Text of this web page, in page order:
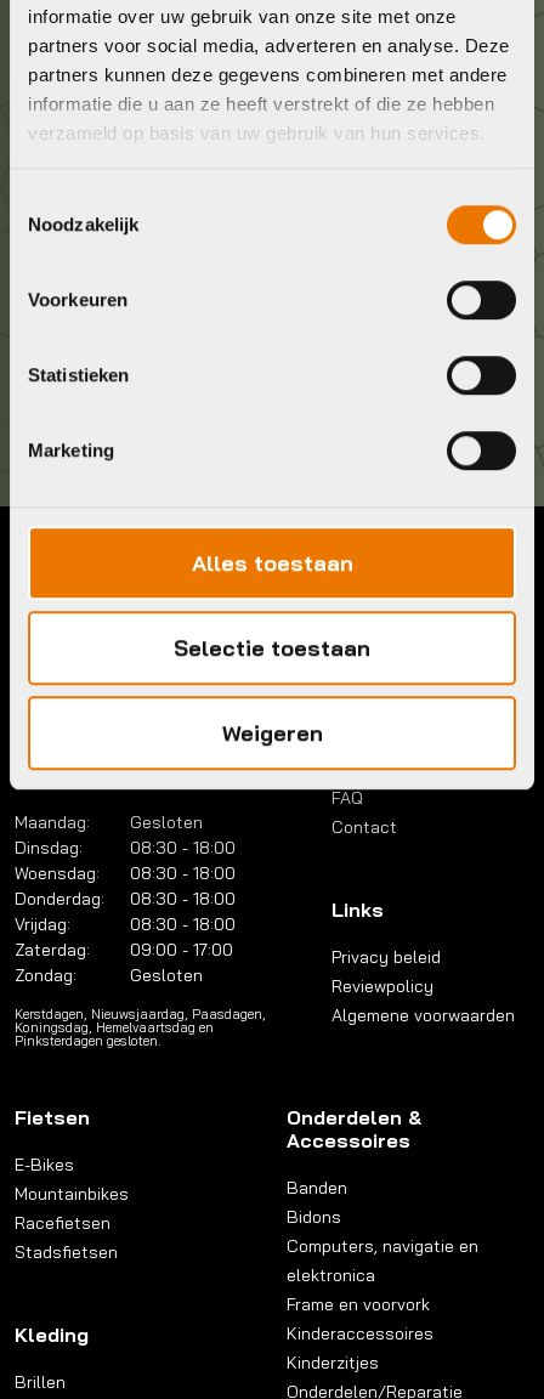
informatie over uw gebruik van onze site met onze
partners voor social media, adverteren en analyse. Deze
partners kunnen deze gegevens combineren met andere
informatie die u aan ze heeft verstrekt of die ze hebben
verzameld op basis van uw gebruik van hun services.
Noodzakelijk
Voorkeuren
Statistieken
Marketing
Alles toestaan
Selectie toestaan
Weigeren
Wij staan voor je klaar! Neem contact op via de
onderstaande gegevens.
Stuur ons een e-mail
Geef ons een belletje
Brouwerstraat 8B
Telefoon:
036 5304422
info@bykestore.nl
1315 BP Almere
Openingstijden
Maandag:
Gesloten
Dinsdag:
08:30 - 18:00
Woensdag:
08:30 - 18:00
Donderdag:
08:30 - 18:00
Vrijdag:
08:30 - 18:00
Zaterdag:
09:00 - 17:00
Zondag:
Gesloten
Kerstdagen, Nieuwsjaardag, Paasdagen,
Koningsdag, Hemelvaartsdag en
Pinksterdagen gesloten.
Menu
Lease a bike
Service pakket
Vacatures
FAQ
Contact
Links
Privacy beleid
Reviewpolicy
Algemene voorwaarden
Fietsen
E-Bikes
Mountainbikes
Racefietsen
Stadsfietsen
Kleding
Brillen
Onderdelen &
Accessoires
Banden
Bidons
Computers, navigatie en
elektronica
Frame en voorvork
Kinderaccessoires
Kinderzitjes
Onderdelen/Reparatie